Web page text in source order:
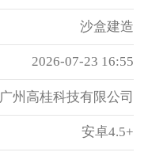
沙盒建造
2026-07-23 16:55
广州高桂科技有限公司
安卓4.5+